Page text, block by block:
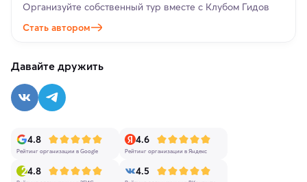
Организуйте собственный тур вместе с Клубом Гидов
Стать автором
Давайте дружить
4.8
Рейтинг организации в Google
4.6
Рейтинг организации в Яндекс
4.8 4.5